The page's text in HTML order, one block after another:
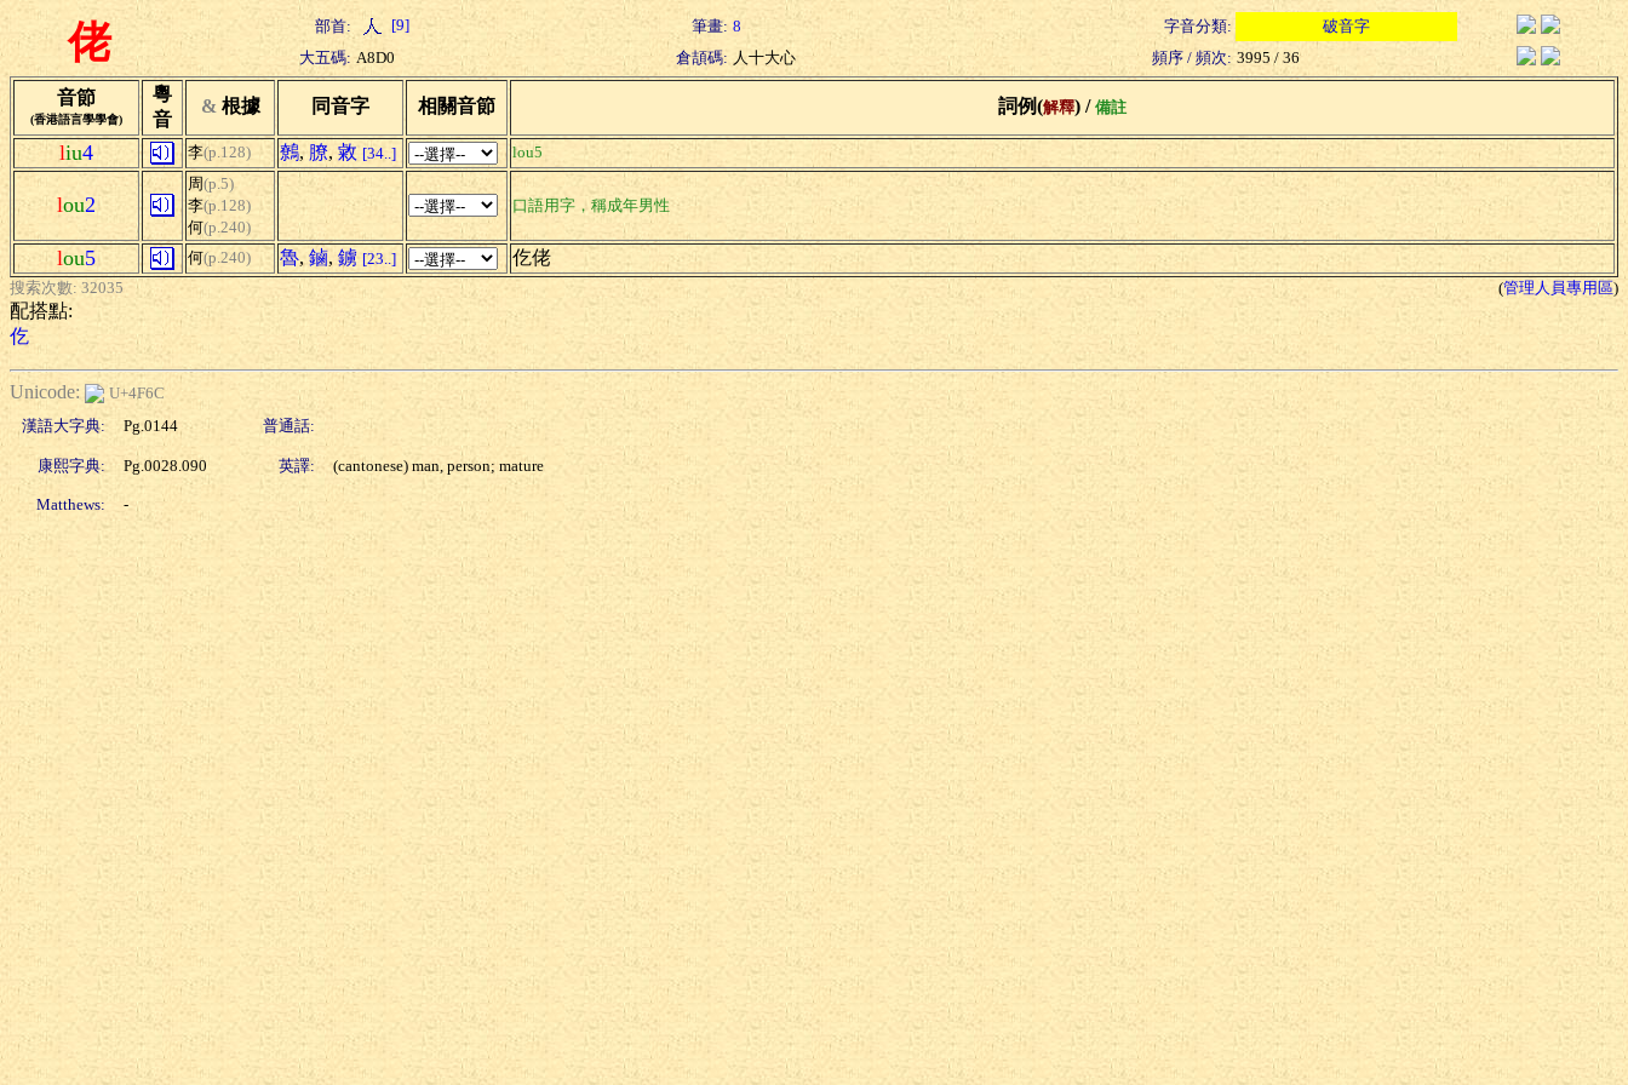
佬 部首: [9] 筆畫: 8 字音分類:
破音字
大五碼: A8D0 倉頡碼: 人十大心 頻序 / 頻次: 3995 / 36
音節
(香港語言學學會)
粵
音
& 根據 同音字 相關音節 詞例(解釋) / 備註
liu4 李(p.128) 鷯, 膫, 敹 [34..] lou5
lou2
周(p.5)
李(p.128)
何(p.240)
口語用字，稱成年男性
lou5 何(p.240) 魯, 鏀, 鐪 [23..] 仡佬
搜索次數: 32035 (管理人員專用區)
配搭點:
仡
Unicode:
U+4F6C
漢語大字典:
Pg.0144 普通話:
康熙字典: Pg.0028.090 英譯: (cantonese) man, person; mature
Matthews: -